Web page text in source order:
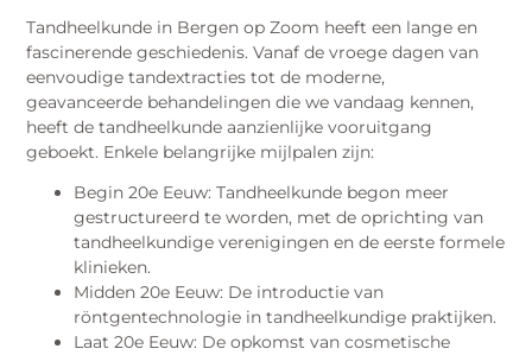
Tandheelkunde in Bergen op Zoom heeft een lange en
fascinerende geschiedenis. Vanaf de vroege dagen van
eenvoudige tandextracties tot de moderne,
geavanceerde behandelingen die we vandaag kennen,
heeft de tandheelkunde aanzienlijke vooruitgang
geboekt. Enkele belangrijke mijlpalen zijn:
Begin 20e Eeuw: Tandheelkunde begon meer
gestructureerd te worden, met de oprichting van
tandheelkundige verenigingen en de eerste formele
klinieken.
Midden 20e Eeuw: De introductie van
röntgentechnologie in tandheelkundige praktijken.
Laat 20e Eeuw: De opkomst van cosmetische